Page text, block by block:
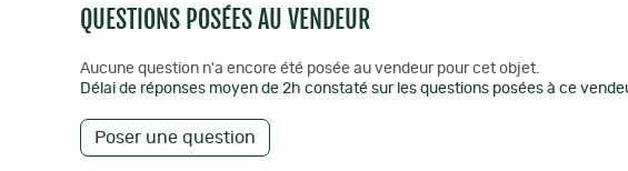
QUESTIONS POSÉES AU VENDEUR
Aucune question n'a encore été posée au vendeur pour cet objet.
Délai de réponses moyen de 2h constaté sur les questions posées à ce
Poser une question